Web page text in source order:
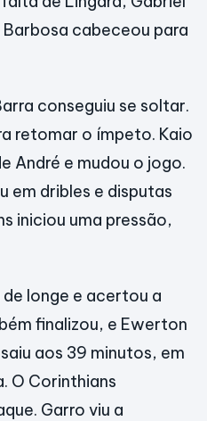
cabeceou para
conseguiu se soltar.
retomar o ímpeto. Kaio
André e mudou o jogo.
em dribles e disputas
iniciou uma pressão,
longe e acertou a
finalizou, e Ewerton
aos 39 minutos, em
O Corinthians
Garro viu a